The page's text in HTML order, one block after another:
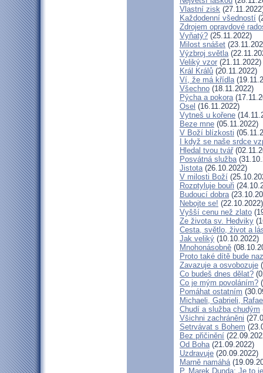
Vlastní zisk
Každodenní všedností
Zdrojem opravdové
Vyňatý? (25.11.2022)
Milost snášet
Výzbroj světla
Veliký vzor (21.11.2022)
Král Králů (20.11.2022)
Ví, že má křídla
Všechno (18.11.2022)
Pýcha a pokora
Osel (16.11.2022)
Vytneš u kořene
Beze mne (05.11.2022)
V Boží blízkosti
I když se naše srdce
Hledal tvou tvář
Posvátná služba
Jistota(26.10.2022)
V milosti Boží
Rozptyluje bouři
Budoucí dobra
Nebojte se! (22.10.2022)
Vyšší cenu než zlato
Ze života sv. Hedviky
Cesta, světlo, život a
Jak veliký (10.10.2022)
Mnohonásobně
Proto také dítě bude
Zavazuje a osvobozuje
Co budeš dnes dělat?
Co je mým povoláním?
Pomáhat ostatním
Michaeli, Gabrieli,
Chudí a služba chudým
Všichni zachráněni
Setrvávat s Bohem
Bez přičinění
Od Boha(21.09.2022)
Uzdravuje (20.09.2022)
Marně namáhá
P. Marek Dunda: Je to